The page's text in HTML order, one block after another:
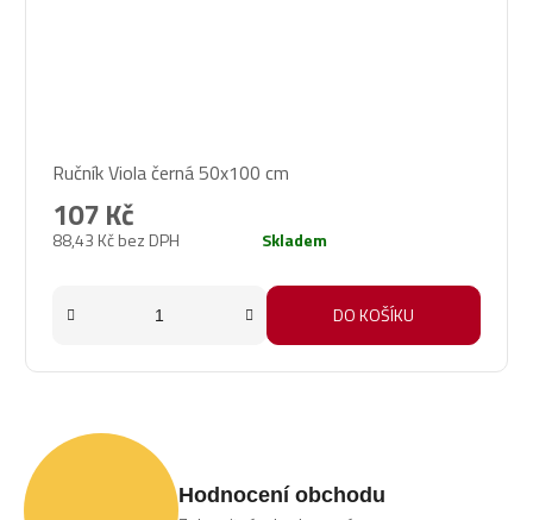
Ručník Viola černá 50x100 cm
88,43 Kč bez DPH
107 Kč
Skladem
DO KOŠÍKU
Hodnocení obchodu